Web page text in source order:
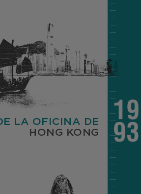
LA OFICINA DE
HONG KONG